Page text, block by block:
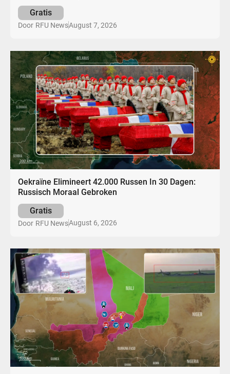
Gratis
Door RFU NewsAugust 7, 2026
Oekraïne Elimineert 42.000 Russen In 30 Dagen:
Russisch Moraal Gebroken
Gratis
Door RFU NewsAugust 6, 2026